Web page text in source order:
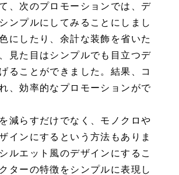
、次のプロモーションでは、デ
ンプルにしてみることにしまし
にしたり、余計な装飾を省いた
見た目はシンプルでも目立つデ
ることができました。結果、コ
、効率的なプロモーションがで
減らすだけでなく、モノクロや
インにするという方法もありま
ルエット風のデザインにするこ
ターの特徴をシンプルに表現し